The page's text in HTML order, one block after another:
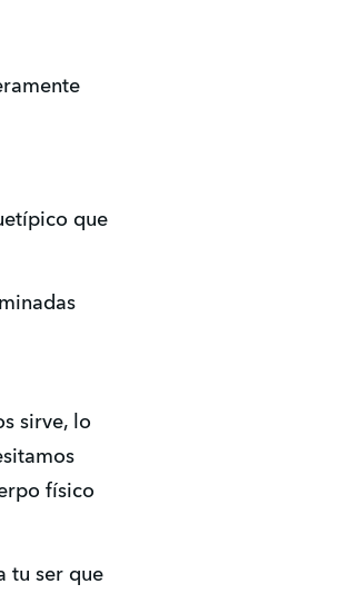
que
sirve, lo
físico
tu ser que